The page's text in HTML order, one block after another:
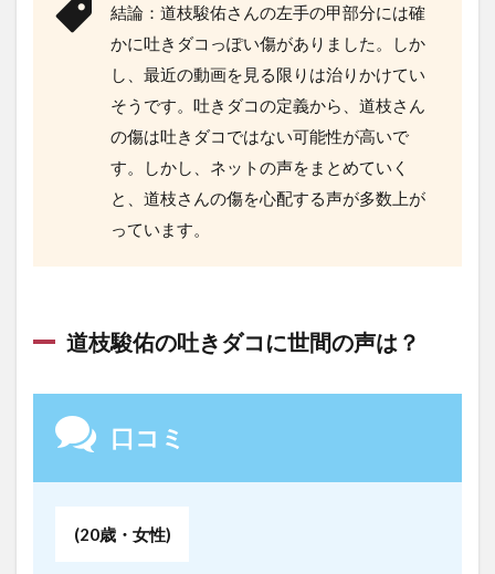
結論：道枝駿佑さんの左手の甲部分には確
かに吐きダコっぽい傷がありました。しか
し、最近の動画を見る限りは治りかけてい
そうです。吐きダコの定義から、道枝さん
の傷は吐きダコではない可能性が高いで
す。しかし、ネットの声をまとめていく
と、道枝さんの傷を心配する声が多数上が
っています。
道枝駿佑の吐きダコに世間の声は？
口コミ
(20歳・女性)